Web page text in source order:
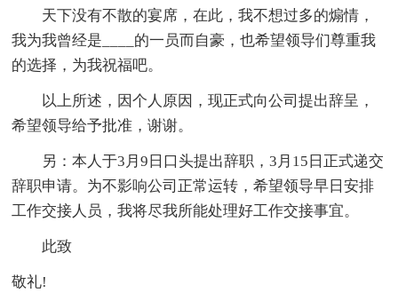
天下没有不散的宴席，在此，我不想过多的煽情，
我为我曾经是____的一员而自豪，也希望领导们尊重我
的选择，为我祝福吧。
以上所述，因个人原因，现正式向公司提出辞呈，
希望领导给予批准，谢谢。
另：本人于3月9日口头提出辞职，3月15日正式递交
辞职申请。为不影响公司正常运转，希望领导早日安排
工作交接人员，我将尽我所能处理好工作交接事宜。
此致
敬礼!